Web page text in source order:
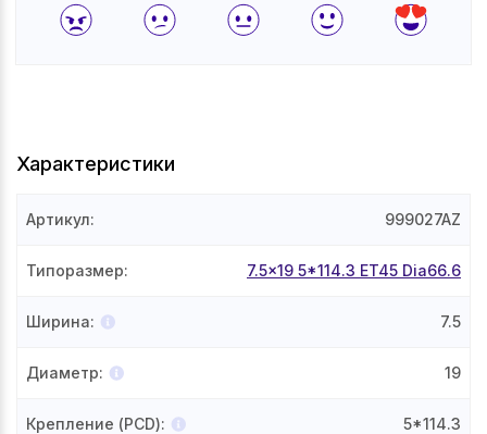
Характеристики
Артикул: 999027AZ
Типоразмер: 7.5x19 5*114.3 ET45 Dia66.6
Ширина: 7.5
Диаметр: 19
Крепление (PCD): 5*114.3